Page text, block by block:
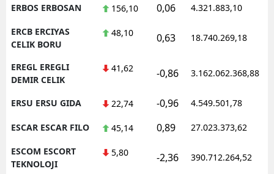
ERBOS ERBOSAN 156,10 0,06 4.321.883,10
ERCB ERCIYAS
CELIK BORU
48,10 0,63 18.740.269,18
EREGL EREGLI
DEMIR CELIK
41,62 -0,86 3.162.062.368,88
ERSU ERSU GIDA 22,74 -0,96 4.549.501,78
ESCAR ESCAR FILO 45,14 0,89 27.023.373,62
ESCOM ESCORT
TEKNOLOJI
5,80 -2,36 390.712.264,52